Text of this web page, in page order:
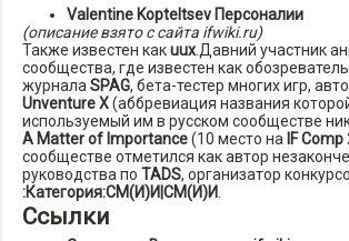
Valentine Kopteltsev Персоналии
(описание взято с сайта ifwiki.ru)
Также известен какuux .Давний участник
сообщества, где известен как
журнала SPAG, бета-тестер многих игр,
Unventure X(аббревиация названия
используемый им в русском сообществе
A Matter of Importance(10 место на IF
сообществе отметился как автор
руководства по TADS, организатор
:Категория:СМ(И)И|СМ(И)И
Ссылки